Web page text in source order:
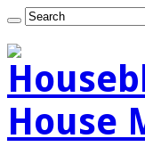
House